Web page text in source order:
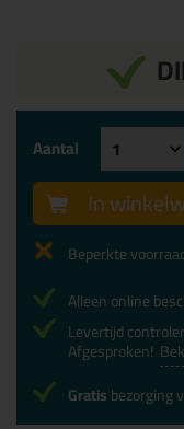
Aantal
In
Beperkte
Alleen online
Levertijd
Afgesproken!
Gratisbezorging